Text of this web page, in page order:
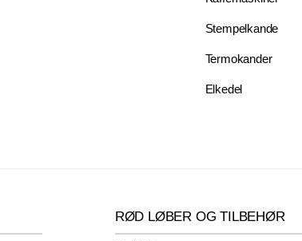
Stempelkande
Termokander
Elkedel
RØD LØBER OG TILBEHØR